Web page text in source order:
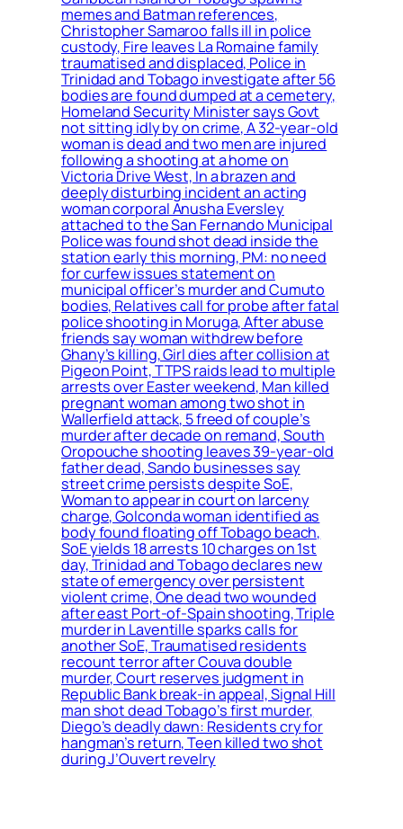
memes and Batman references,
Christopher Samaroo falls ill in police
custody, Fire leaves La Romaine family
traumatised and displaced, Police in
Trinidad and Tobago investigate after 56
bodies are found dumped at a cemetery,
Homeland Security Minister says Govt
not sitting idly by on crime, A 32-year-old
woman is dead and two men are injured
following a shooting at a home on
Victoria Drive West, In a brazen and
deeply disturbing incident an acting
woman corporal Anusha Eversley
attached to the San Fernando Municipal
Police was found shot dead inside the
station early this morning, PM: no need
for curfew issues statement on
municipal officer’s murder and Cumuto
bodies, Relatives call for probe after fatal
police shooting in Moruga, After abuse
friends say woman withdrew before
Ghany’s killing, Girl dies after collision at
Pigeon Point, TTPS raids lead to multiple
arrests over Easter weekend, Man killed
pregnant woman among two shot in
Wallerfield attack, 5 freed of couple’s
murder after decade on remand, South
Oropouche shooting leaves 39-year-old
father dead, Sando businesses say
street crime persists despite SoE,
Woman to appear in court on larceny
charge, Golconda woman identified as
body found floating off Tobago beach,
SoE yields 18 arrests 10 charges on 1st
day, Trinidad and Tobago declares new
state of emergency over persistent
violent crime, One dead two wounded
after east Port-of-Spain shooting, Triple
murder in Laventille sparks calls for
another SoE, Traumatised residents
recount terror after Couva double
murder, Court reserves judgment in
Republic Bank break-in appeal, Signal Hill
man shot dead Tobago’s first murder,
Diego’s deadly dawn: Residents cry for
hangman’s return, Teen killed two shot
during J’Ouvert revelry